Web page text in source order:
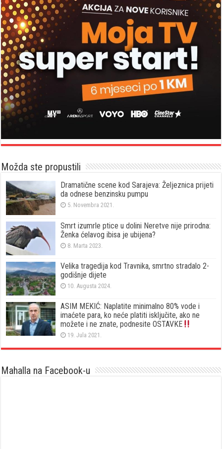
Možda ste propustili
Dramatične scene kod Sarajeva: Željeznica prijeti
da odnese benzinsku pumpu
5. Novembra 2021.
Smrt izumrle ptice u dolini Neretve nije prirodna:
Ženka ćelavog ibisa je ubijena?
8. Marta 2023.
Velika tragedija kod Travnika, smrtno stradalo 2-
godišnje dijete
10. Augusta 2024.
ASIM MEKIĆ: Naplatite minimalno 80% vode i
imaćete para, ko neće platiti isključite, ako ne
možete i ne znate, podnesite OSTAVKE
19. Jula 2021.
Mahalla na Facebook-u